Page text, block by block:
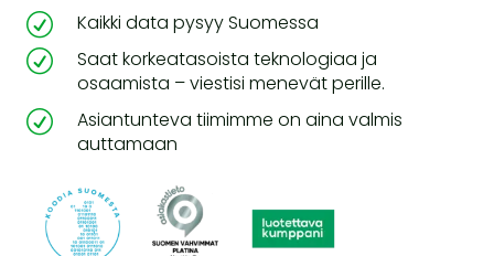
R Kaikki data pysyy Suomessa
R
Saat korkeatasoista teknologiaa ja
osaamista – viestisi menevät perille.
R
Asiantunteva tiimimme on aina valmis
auttamaan